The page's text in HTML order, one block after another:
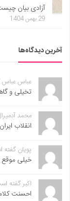
آزادی بیان
29 بهمن 1404
آخرین دیدگاه‌ها
عباس عباس
تخیلی و
محمد
انقلاب
پویان
خیلی موقع
اکبر گفته
احسنت